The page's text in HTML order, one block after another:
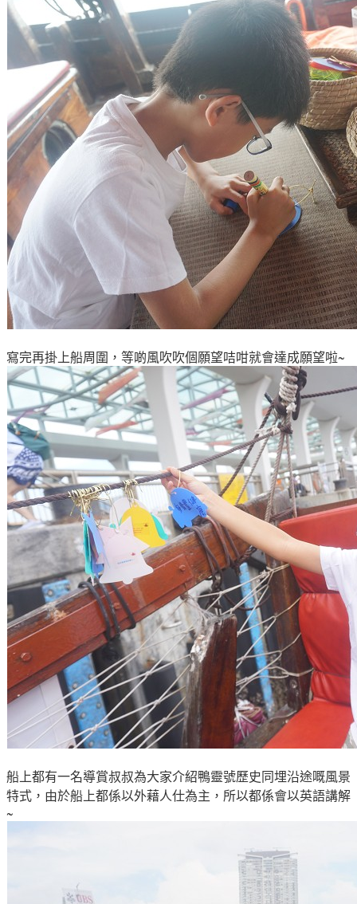
寫完再掛上船周圍 ，等啲風吹吹個願望咭咁就會達成願望啦~
船上都有一名導賞叔叔為大家介紹鴨靈號歷史同埋沿途嘅風景
特式 ，由於船上都係以外藉人仕為主 ，所以都係會以英語講解
~